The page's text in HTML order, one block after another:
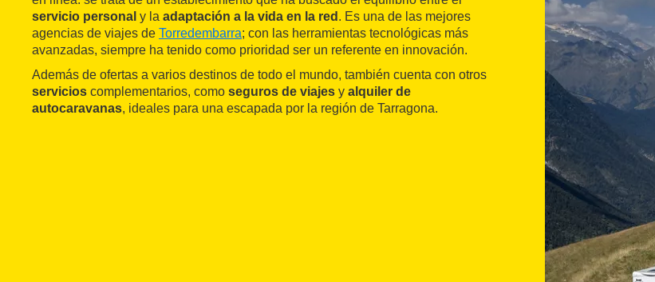
servicio personal y la adaptación a la vida en la red . Es una de las mejores
agencias de viajes de Torredembarra; con las herramientas tecnológicas más
avanzadas, siempre ha tenido como prioridad ser un referente en innovación.
Además de ofertas a varios destinos de todo el mundo, también cuenta con otros
servicios complementarios, como seguros de viajes y alquiler de
autocaravanas, ideales para una escapada por la región de Tarragona.